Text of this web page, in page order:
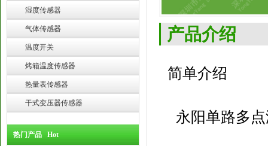
湿度传感器
气体传感器
温度开关
烤箱温度传感器
热量表传感器
干式变压器传感器
热门产品 Hot
产品介绍
简单介绍
永阳单路多点